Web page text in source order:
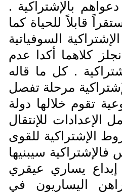
بالإشتراكية .
قابلاً للحياة كما
السوفياتية
كلاهما أكدا عدم
. كل ما قاله
مرحلة تفصل
تقوم خلالها دولة
الإعدادات للإنتقال
الإشتراكية للقوى
فالإشتراكية سيبنيها
إبداع يساري عيقري
اليساريون في